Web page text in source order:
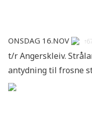
Onsdag 16.nov
t/r Angerskleiv.
antydning til frosne